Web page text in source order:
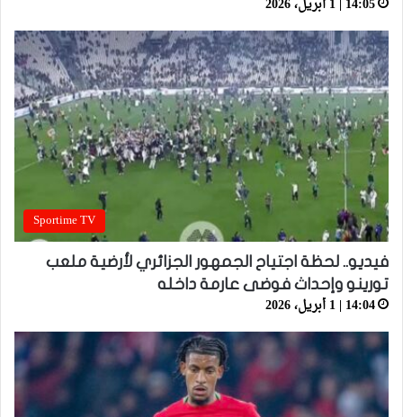
14:05 | 1 أبريل، 2026
Sportime TV
فيديو.. لحظة اجتياح الجمهور الجزائري لأرضية ملعب
تورينو وإحداث فوضى عارمة داخله
14:04 | 1 أبريل، 2026